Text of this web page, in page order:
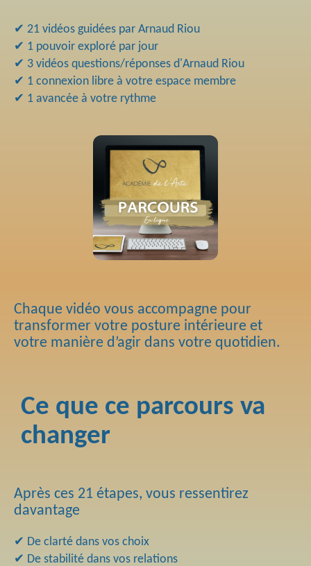
✔ 21 vidéos guidées par Arnaud Riou
✔ 1 pouvoir exploré par jour
✔ 3 vidéos questions/réponses d'Arnaud Riou
✔ 1 connexion libre à votre espace membre
✔ 1 avancée à votre rythme
Chaque vidéo vous accompagne pour
transformer votre posture intérieure et
votre manière d’agir dans votre quotidien.
Ce que ce parcours va
changer
Après ces 21 étapes, vous ressentirez
davantage
✔ De clarté dans vos choix
✔ De stabilité dans vos relations